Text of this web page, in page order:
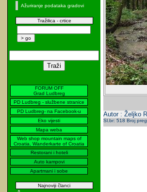
Ažuriranje podataka gradovi
Tražilica - crtice
FORUM OFF
Grad Ludbreg
PD Ludbreg - službene stranice
PD Ludbreg- na Facebook-u
Eko vijesti
Mapa weba
Web shop mountain maps of
Croatia, Wanderkarte of Croatia
Restorani i hoteli
Auto kampovi
Apartmani i sobe
Najnoviji članci
Autor : Željko
Sl.br: 518 Broj